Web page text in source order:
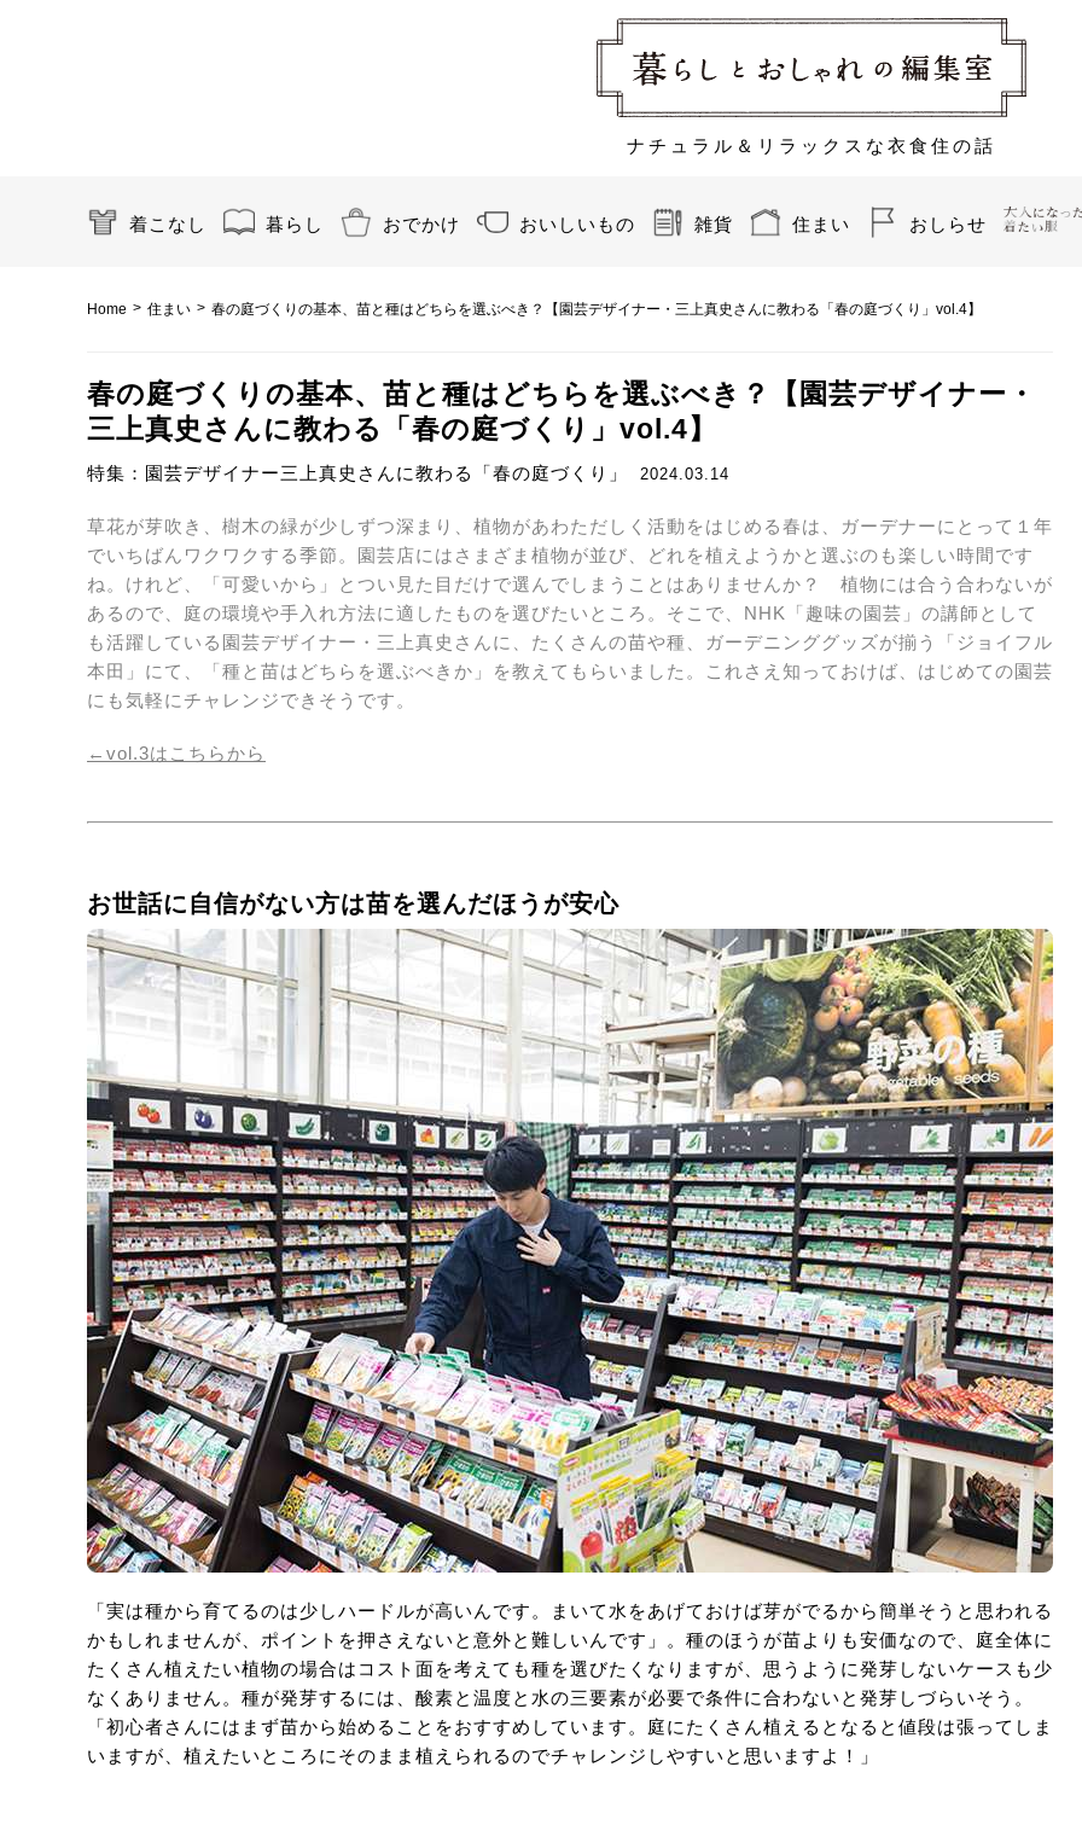
ナチュラル＆リラックスな衣食住の話
着こなし 暮らし おでかけ おいしいもの 雑貨 住まい おしらせ
Home > 住まい > 春の庭づくりの基本、苗と種はどちらを選ぶべき？【園芸デザイナー・三上真史さんに教わる「春の庭づくり」vol.4】
春の庭づくりの基本、苗と種はどちらを選ぶべき？【園芸デザイナー・
三上真史さんに教わる「春の庭づくり」vol.4】
特集：園芸デザイナー三上真史さんに教わる「春の庭づくり」 2024.03.14
草花が芽吹き、樹木の緑が少しずつ深まり、植物があわただしく活動をはじめる春は、ガーデナーにとって１年
でいちばんワクワクする季節。園芸店にはさまざま植物が並び、どれを植えようかと選ぶのも楽しい時間です
ね。けれど、「可愛いから」とつい見た目だけで選んでしまうことはありませんか？ 植物には合う合わないが
あるので、庭の環境や手入れ方法に適したものを選びたいところ。そこで、NHK「趣味の園芸」の講師として
も活躍している園芸デザイナー・三上真史さんに、たくさんの苗や種、ガーデニンググッズが揃う「ジョイフル
本田」にて、「種と苗はどちらを選ぶべきか」を教えてもらいました。これさえ知っておけば、はじめての園芸
にも気軽にチャレンジできそうです。
←vol.3はこちらから
お世話に自信がない方は苗を選んだほうが安心
「実は種から育てるのは少しハードルが高いんです。まいて水をあげておけば芽がでるから簡単そうと思われる
かもしれませんが、ポイントを押さえないと意外と難しいんです」。種のほうが苗よりも安価なので、庭全体に
たくさん植えたい植物の場合はコスト面を考えても種を選びたくなりますが、思うように発芽しないケースも少
なくありません。種が発芽するには、酸素と温度と水の三要素が必要で条件に合わないと発芽しづらいそう。
「初心者さんにはまず苗から始めることをおすすめしています。庭にたくさん植えるとなると値段は張ってしま
いますが、植えたいところにそのまま植えられるのでチャレンジしやすいと思いますよ！」